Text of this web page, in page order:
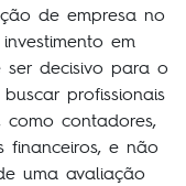
de empresa no
em
decisivo para o
profissionais
contadores,
financeiros, e não
uma avaliação